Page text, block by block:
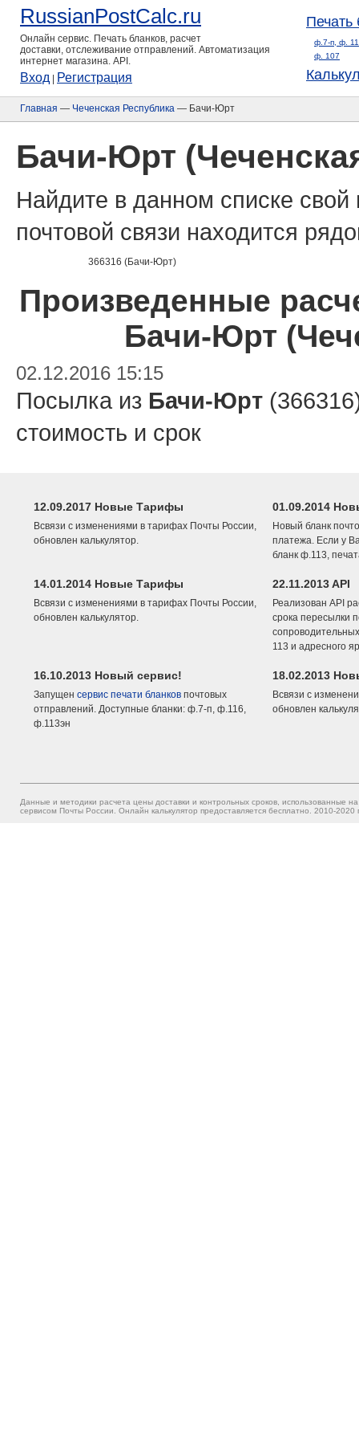
RussianPostCalc.ru
Онлайн сервис. Печать бланков, расчет
доставки, отслеживание отправлений. Автоматизация
интернет магазина. API.
Вход Регистрация
Печать
ф.7-п, ф.
ф. 107
Главная — Чеченская Республика — Бачи-Юрт
Бачи-Юрт
Найдите в данном списке
почтовой связи находится
366316 (Бачи-Юрт)
Произведенные
Бачи-Юрт
02.12.2016 15:15
Посылка из Бачи-Юрт
стоимость и срок
12.09.2017 Новые Тарифы
Всвязи с изменениями в тарифах Почты России,
обновлен калькулятор.
01.09.2014
Новый бланк
платежа. Если у
бланк ф.113,
14.01.2014 Новые Тарифы
Всвязи с изменениями в тарифах Почты России,
обновлен калькулятор.
22.11.2013 API
Реализован API
срока пересылки
113 и адресного
16.10.2013 Новый сервис!
Запущен сервис печати бланков почтовых
отправлений. Доступные бланки: ф.7-п, ф.116,
ф.113эн
18.02.2013
Всвязи с
обновлен
Данные и методики расчета цены доставки и контрольных сроков, использованные
сервисом Почты России. Онлайн калькулятор предоставляется бесплатно. 2010-2020